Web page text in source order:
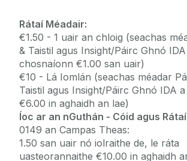
Rátaí Méadair:
€1.50 - 1 uair an chloig (seachas
& Taistil agus Insight/Páirc Ghnó
chosnaíonn €1.00 san uair)
€10 - Lá Iomlán (seachas méadar
Taistil agus Insight/Páirc Ghnó IDA
€6.00 in aghaidh an lae)
Íoc ar an nGuthán - Cóid agus
0149 an Campas Theas:
1.50 san uair nó iolraithe de, le ráta
uasteorannaithe €10.00 in aghaidh